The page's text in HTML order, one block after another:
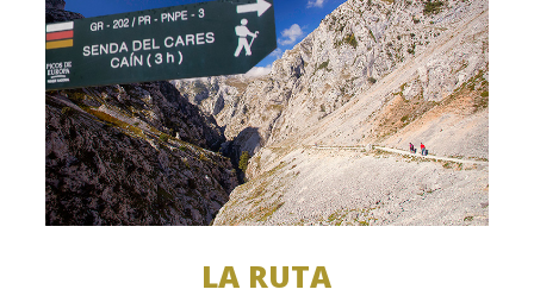
LA RUTA